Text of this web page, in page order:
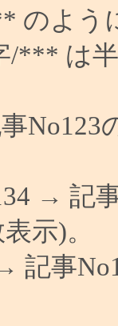
のよう
/*** は
No123
→ 記
示)。
記事